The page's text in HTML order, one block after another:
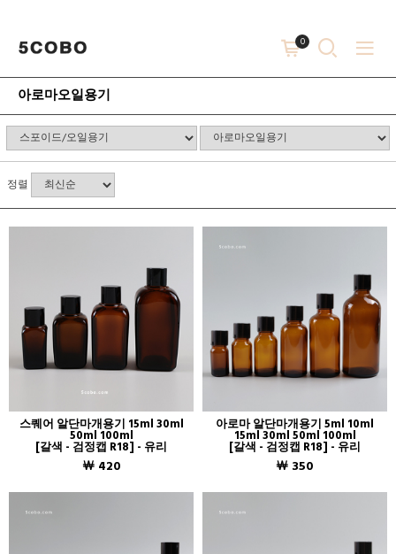
0
아로마오일용기
정렬
스퀘어 알단마개용기 15ml 30ml
50ml 100ml
[갈색 - 검정캡 R18] - 유리
￦ 420
아로마 알단마개용기 5ml 10ml
15ml 30ml 50ml 100ml
[갈색 - 검정캡 R18] - 유리
￦ 350